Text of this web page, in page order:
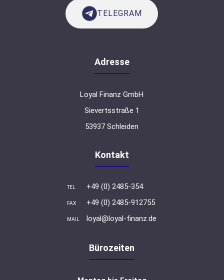
TELEGRAM
Adresse
Loyal Finanz GmbH
Sievertsstraße 1
53937 Schleiden
Kontakt
TEL +49 (0) 2485-354
FAX +49 (0) 2485-912755
MAIL loyal@loyal-finanz.de
Bürozeiten